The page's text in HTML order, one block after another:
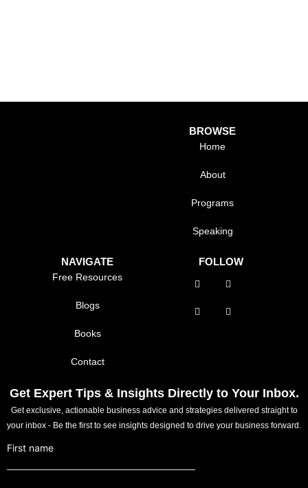
BROWSE
Home
About
Programs
Speaking
NAVIGATE
Free Resources
Blogs
Books
Contact
FOLLOW
Get Expert Tips & Insights Directly to Your Inbox.
Get exclusive, actionable business advice and strategies delivered straight to
your inbox - Be the first to see insights designed to drive your business forward.
First name